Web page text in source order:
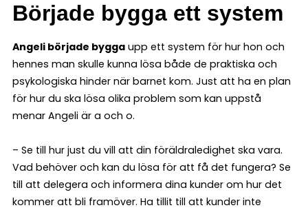
Började bygga ett system
Angeli började bygga upp ett system för hur hon och
hennes man skulle kunna lösa både de praktiska och
psykologiska hinder när barnet kom. Just att ha en plan
för hur du ska lösa olika problem som kan uppstå
menar Angeli är a och o.
– Se till hur just du vill att din föräldraledighet ska vara.
Vad behöver och kan du lösa för att få det fungera? Se
till att delegera och informera dina kunder om hur det
kommer att bli framöver. Ha tillit till att kunder inte